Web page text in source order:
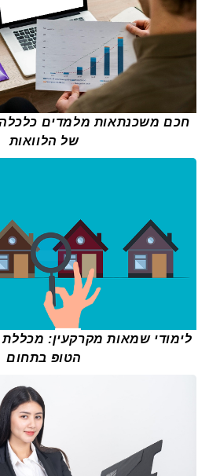
חכם משכנתאות מלמדים כלכלה:
של הלוואות
לימודי שמאות מקרקעין:
הטופ בתחום